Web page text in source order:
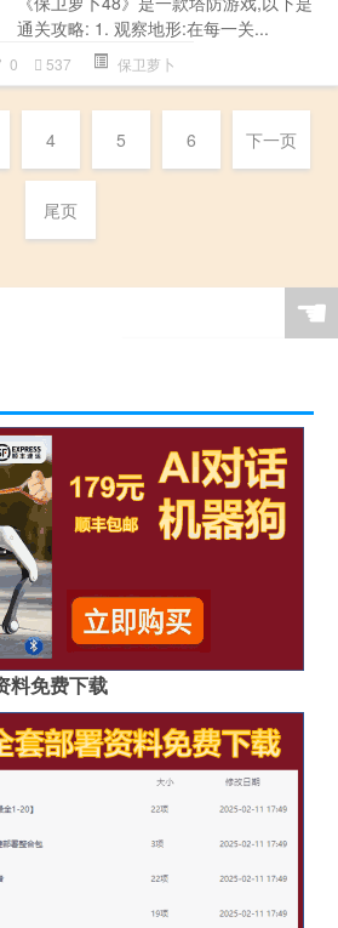
通关攻略: 1. 观察地形:在每一关...
0 537 保卫萝卜
4 5 6 下一页
尾页
☚
料免费下载